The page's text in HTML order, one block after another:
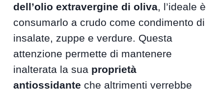
dell’olio extravergine di oliva, l’ideale è
consumarlo a crudo come condimento di
insalate, zuppe e verdure. Questa
attenzione permette di mantenere
inalterata la sua proprietà
antiossidante che altrimenti verrebbe